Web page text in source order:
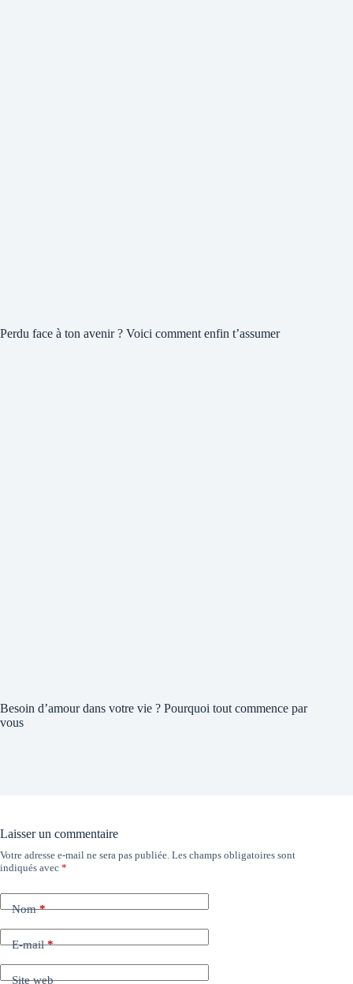
Perdu face à ton avenir ? Voici comment enfin t’assumer
Besoin d’amour dans votre vie ? Pourquoi tout commence par
vous
Laisser un commentaire
Votre adresse e-mail ne sera pas publiée. Les champs obligatoires sont
indiqués avec *
Nom*
E-mail*
Site web